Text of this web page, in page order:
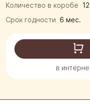
Количество в коробе
Срок годности 6 мес.
в